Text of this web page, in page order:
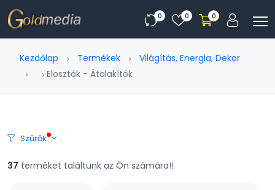
0 0 0
Kezdőlap Termékek
Világítás, Energia, Dekor
Elosztók - Átalakítók
Szűrők
37 terméket találtunk az Ön számára!!